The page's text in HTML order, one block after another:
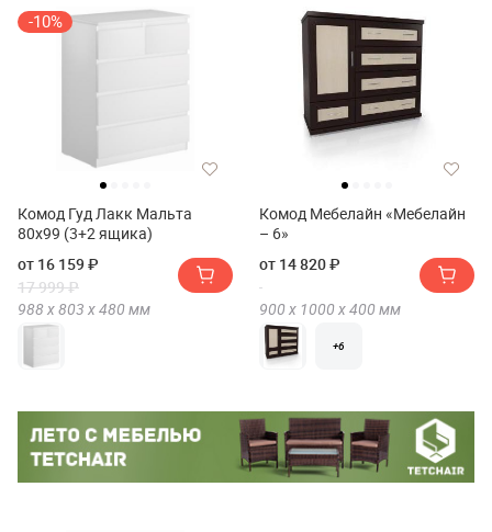
-10%
Комод Гуд Лакк Мальта
80х99 (3+2 ящика)
от 16 159 ₽
17 999 ₽
988 х803 х480 мм
Комод Мебелайн «Мебелайн
– 6»
от 14 820 ₽
900 х 1000 х400 мм
+6